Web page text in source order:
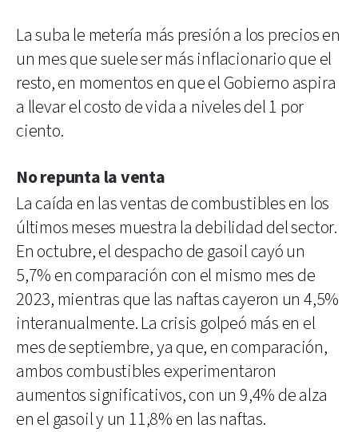
La suba le metería más presión a los precios en
un mes que suele ser más inflacionario que el
resto, en momentos en que el Gobierno aspira
a llevar el costo de vida a niveles del 1 por
ciento.
No repunta la venta
La caída en las ventas de combustibles en los
últimos meses muestra la debilidad del sector.
En octubre, el despacho de gasoil cayó un
5,7% en comparación con el mismo mes de
2023, mientras que las naftas cayeron un 4,5%
interanualmente. La crisis golpeó más en el
mes de septiembre, ya que, en comparación,
ambos combustibles experimentaron
aumentos significativos, con un 9,4% de alza
en el gasoil y un 11,8% en las naftas.